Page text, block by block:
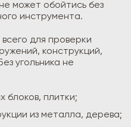
может обойтись без
инструмента.
для проверки
конструкций,
угольника не
блоков, плитки;
из металла, дерева;